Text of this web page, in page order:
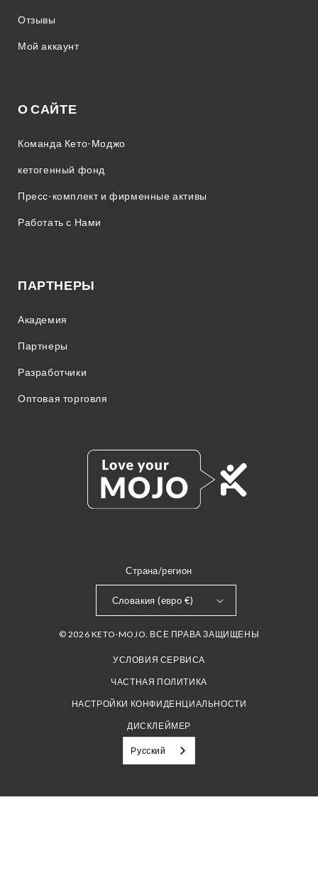
Отзывы
Мой аккаунт
О САЙТЕ
Команда Кето-Моджо
кетогенный фонд
Пресс-комплект и фирменные активы
Работать с Нами
ПАРТНЕРЫ
Академия
Партнеры
Разработчики
Оптовая торговля
Страна/регион
Словакия (евро €)
© 2026 KETO-MOJO. ВСЕ ПРАВА ЗАЩИЩЕНЫ
УСЛОВИЯ СЕРВИСА
ЧАСТНАЯ ПОЛИТИКА
НАСТРОЙКИ КОНФИДЕНЦИАЛЬНОСТИ
ДИСКЛЕЙМЕР
Русский